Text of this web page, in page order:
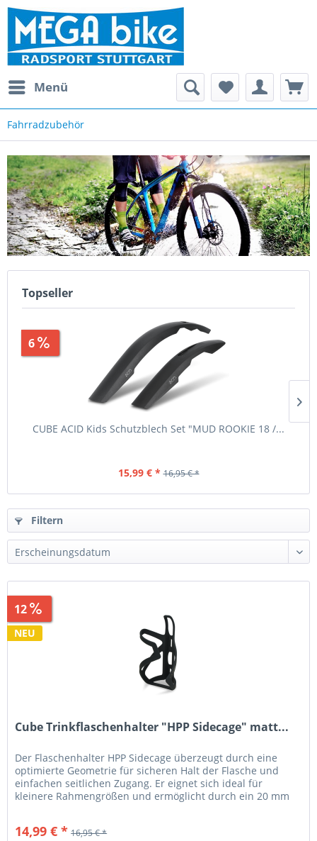
Menü
Fahrradzubehör
Topseller
6
CUBE ACID Kids Schutzblech Set "MUD ROOKIE 18 /...
15,99 € * 16,95 € *
Filtern
12
NEU
Cube Trinkflaschenhalter "HPP Sidecage" matt...
Der Flaschenhalter HPP Sidecage überzeugt durch eine
optimierte Geometrie für sicheren Halt der Flasche und
einfachen seitlichen Zugang. Er eignet sich ideal für
kleinere Rahmengrößen und ermöglicht durch ein 20 mm
14,99 € * 16,95 € *